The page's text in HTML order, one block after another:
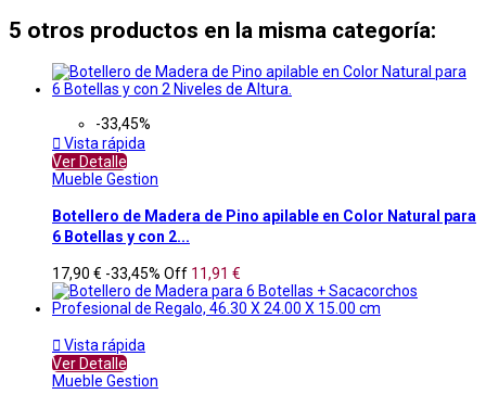
5 otros productos en la misma categoría:
-33,45%
 Vista rápida
Ver Detalle
Mueble Gestion
Botellero de Madera de Pino apilable en Color Natural para
6 Botellas y con 2...
17,90 € -33,45% Off 11,91 €
 Vista rápida
Ver Detalle
Mueble Gestion